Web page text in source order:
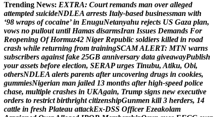
Trending News: EXTRA: Court remands man over alleged
attempted suicideNDLEA arrests Italy-based businessman with
‘98 wraps of cocaine’ in EnuguNetanyahu rejects US Gaza plan,
vows no pullout until Hamas disarmsIran Issues Demands For
Reopening Of Hormuz42 Niger Republic soldiers killed in road
crash while returning from trainingSCAMALERT: MTN warns
subscribers against fake 25GB anniversary data giveawayPublish
your assets before election, SERAP urges Tinubu, Atiku, Obi,
othersNDLEA alerts parents after uncovering drugs in cookies,
gummiesNigerian man jailed 13 months after high-speed police
chase, multiple crashes in UKAgain, Trump signs new executive
orders to restrict birthright citizenshipGunmen kill 3 herders, 14
cattle in fresh Plateau attackEx-DSS Officer Ezeakolam